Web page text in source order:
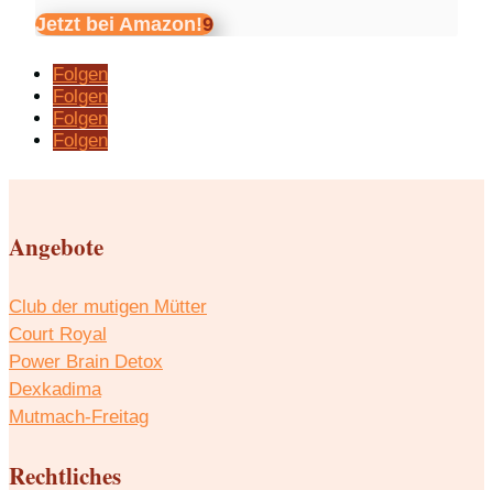
Jetzt bei Amazon!
Folgen
Folgen
Folgen
Folgen
Angebote
Club der mutigen Mütter
Court Royal
Power Brain Detox
Dexkadima
Mutmach-Freitag
Rechtliches